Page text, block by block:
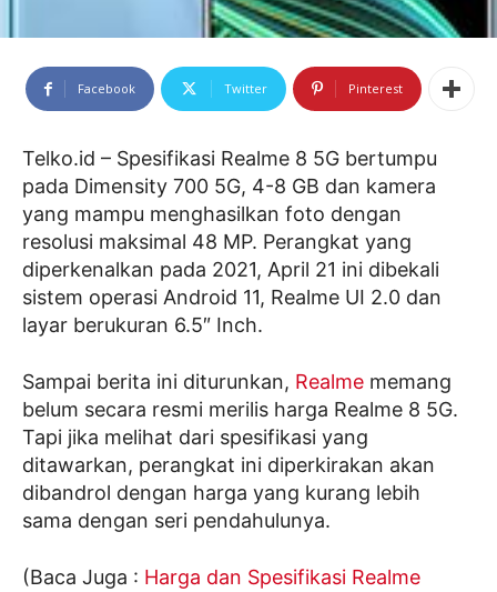
Facebook Twitter Pinterest
Telko.id – Spesifikasi Realme 8 5G bertumpu
pada Dimensity 700 5G, 4-8 GB dan kamera
yang mampu menghasilkan foto dengan
resolusi maksimal 48 MP. Perangkat yang
diperkenalkan pada 2021, April 21 ini dibekali
sistem operasi Android 11, Realme UI 2.0 dan
layar berukuran 6.5″ Inch.
Sampai berita ini diturunkan, Realme memang
belum secara resmi merilis harga Realme 8 5G.
Tapi jika melihat dari spesifikasi yang
ditawarkan, perangkat ini diperkirakan akan
dibandrol dengan harga yang kurang lebih
sama dengan seri pendahulunya.
(Baca Juga : Harga dan Spesifikasi Realme